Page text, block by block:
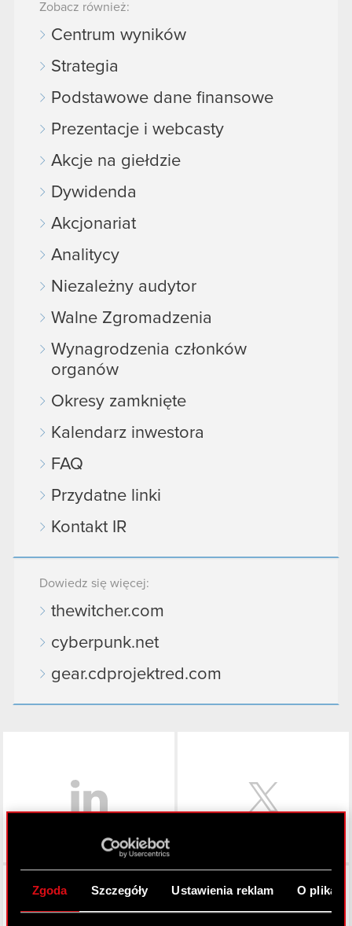
Zgoda Szczegóły Ustawienia reklam O
Zobacz również:
Centrum wyników
Strategia
Podstawowe dane finansowe
Prezentacje i webcasty
Akcje na giełdzie
Dywidenda
Akcjonariat
Analitycy
Niezależny audytor
Walne Zgromadzenia
Wynagrodzenia członków
organów
Okresy zamknięte
Kalendarz inwestora
FAQ
Przydatne linki
Kontakt IR
Dowiedz się więcej:
thewitcher.com
cyberpunk.net
gear.cdprojektred.com